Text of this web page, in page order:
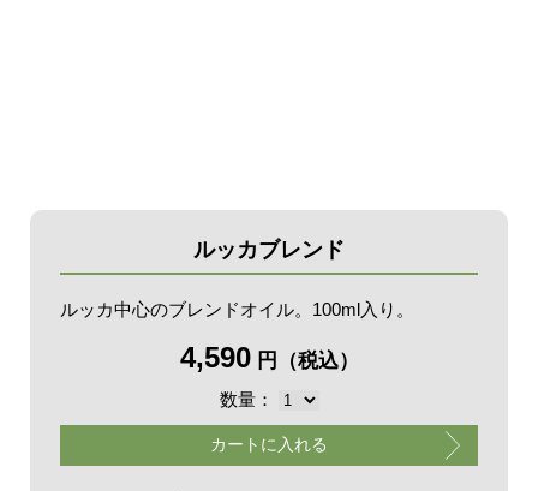
ルッカブレンド
ルッカ中心のブレンドオイル。100ml入り。
4,590 円（税込）
数量：
カートに入れる